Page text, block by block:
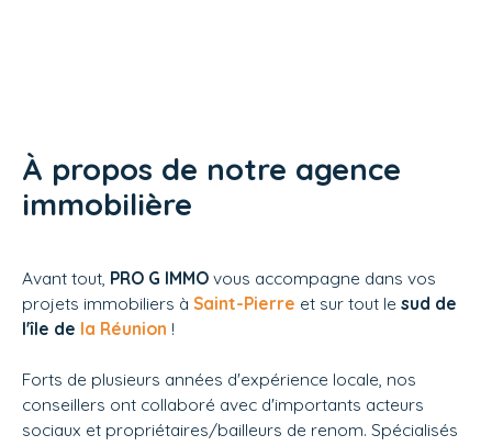
À propos de notre agence
immobilière
Avant tout, PRO G IMMO vous accompagne dans vos
projets immobiliers à Saint-Pierre et sur tout le sud de
l'île de la Réunion !
Forts de plusieurs années d'expérience locale, nos
conseillers ont collaboré avec d'importants acteurs
sociaux et propriétaires/bailleurs de renom. Spécialisés